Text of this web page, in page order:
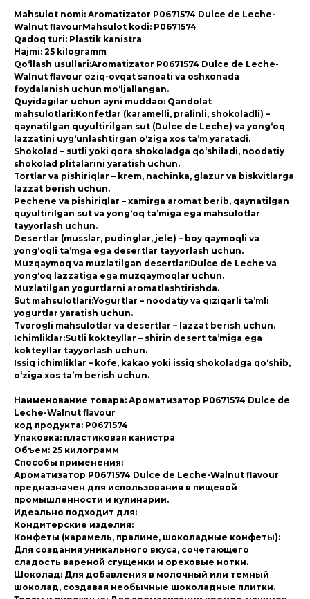
Mahsulot nomi: Aromatizator P0671574 Dulce de Leche-
Walnut flavourMahsulot kodi: P0671574
Qadoq turi: Plastik kanistra
Hajmi: 25 kilogramm
Qo‘llash usullari:Aromatizator P0671574 Dulce de Leche-
Walnut flavour oziq-ovqat sanoati va oshxonada
foydalanish uchun mo‘ljallangan.
Quyidagilar uchun ayni muddao: Qandolat
mahsulotlari:Konfetlar (karamelli, pralinli, shokoladli) –
qaynatilgan quyultirilgan sut (Dulce de Leche) va yong‘oq
lazzatini uyg‘unlashtirgan o‘ziga xos ta’m yaratadi.
Shokolad – sutli yoki qora shokoladga qo‘shiladi, noodatiy
shokolad plitalarini yaratish uchun.
Tortlar va pishiriqlar – krem, nachinka, glazur va biskvitlarga
lazzat berish uchun.
Pechene va pishiriqlar – xamirga aromat berib, qaynatilgan
quyultirilgan sut va yong‘oq ta’miga ega mahsulotlar
tayyorlash uchun.
Desertlar (musslar, pudinglar, jele) – boy qaymoqli va
yong‘oqli ta’mga ega desertlar tayyorlash uchun.
Muzqaymoq va muzlatilgan desertlar:Dulce de Leche va
yong‘oq lazzatiga ega muzqaymoqlar uchun.
Muzlatilgan yogurtlarni aromatlashtirishda.
Sut mahsulotlari:Yogurtlar – noodatiy va qiziqarli ta’mli
yogurtlar yaratish uchun.
Tvorogli mahsulotlar va desertlar – lazzat berish uchun.
Ichimliklar:Sutli kokteyllar – shirin desert ta’miga ega
kokteyllar tayyorlash uchun.
Issiq ichimliklar – kofe, kakao yoki issiq shokoladga qo‘shib,
o‘ziga xos ta’m berish uchun.
Наименование товара: Ароматизатор P0671574 Dulce de
Leche-Walnut flavour
код продукта: P0671574
Упаковка: пластиковая канистра
Объем: 25 килограмм
Способы применения:
Ароматизатор P0671574 Dulce de Leche-Walnut flavour
предназначен для использования в пищевой
промышленности и кулинарии.
Идеально подходит для:
Кондитерские изделия:
Конфеты (карамель, пралине, шоколадные конфеты):
Для создания уникального вкуса, сочетающего
сладость вареной сгущенки и ореховые нотки.
Шоколад: Для добавления в молочный или темный
шоколад, создавая необычные шоколадные плитки.